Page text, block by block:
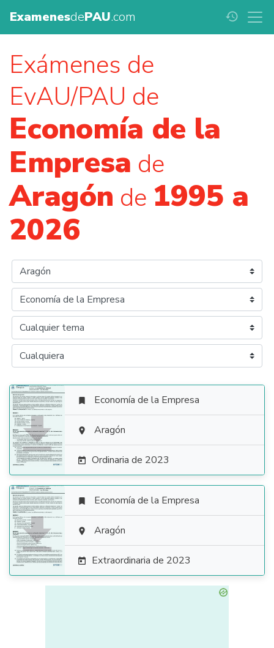
ExamenesdePAU.com history
Exámenes de
EvAU/PAU de
Economía de la
Empresa de
Aragón de 1995 a
2026

 Economía de la Empresa
 Aragón
 Ordinaria de 2023

 Economía de la Empresa
 Aragón
 Extraordinaria de 2023